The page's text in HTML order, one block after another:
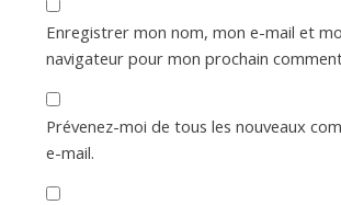
Enregistrer mon nom, mon e-mail et
navigateur pour mon prochain
Prévenez-moi de tous les nouveaux
e-mail.